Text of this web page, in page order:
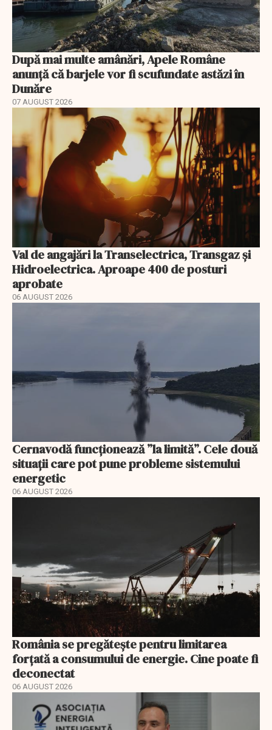
După mai multe amânări, Apele Române
anunță că barjele vor fi scufundate astăzi în
Dunăre
07 AUGUST 2026
Val de angajări la Transelectrica, Transgaz și
Hidroelectrica. Aproape 400 de posturi
aprobate
06 AUGUST 2026
Cernavodă funcționează ”la limită”. Cele două
situații care pot pune probleme sistemului
energetic
06 AUGUST 2026
România se pregătește pentru limitarea
forțată a consumului de energie. Cine poate fi
deconectat
06 AUGUST 2026